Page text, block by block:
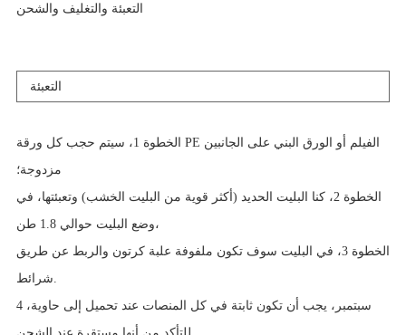
التعبئة والتغليف والشحن
التعبئة
الخطوة 1، سيتم حجب كل ورقة PE الفيلم أو الورق البني على الجانبين
مزدوجة؛
الخطوة 2، كنا البليت الحديد (أكثر قوية من البليت الخشب) وتعبئتها، في
وضع البليت حوالي 1.8 طن،
الخطوة 3، في البليت سوف تكون ملفوفة علبة كرتون والربط عن طريق
4 سبتمبر، يجب أن تكون ثابتة في كل المنصات عند تحميل إلى حاوية،